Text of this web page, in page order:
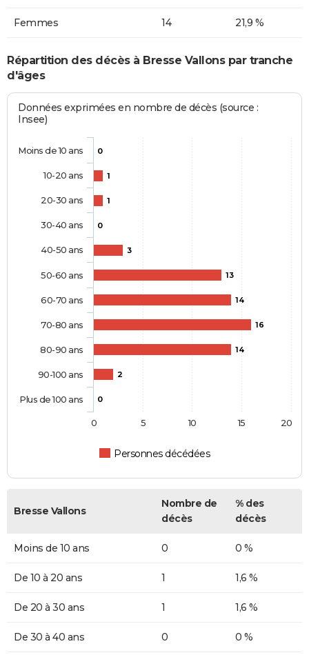
Femmes 14 21,9 %
Répartition des décès à Bresse Vallons par tranche
d'âges
Données exprimées en nombre de décès (source :
Insee)
0
1
1
0
3
13
14
16
14
2
0
Personnes décédées
Moins de 10 ans
10-20 ans
20-30 ans
30-40 ans
40-50 ans
50-60 ans
60-70 ans
70-80 ans
80-90 ans
90-100 ans
Plus de 100 ans
0 5 10 15 20
Bresse Vallons
Nombre de
décès
% des
décès
Moins de 10 ans 0 0 %
De 10 à 20 ans 1 1,6 %
De 20 à 30 ans 1 1,6 %
De 30 à 40 ans 0 0 %